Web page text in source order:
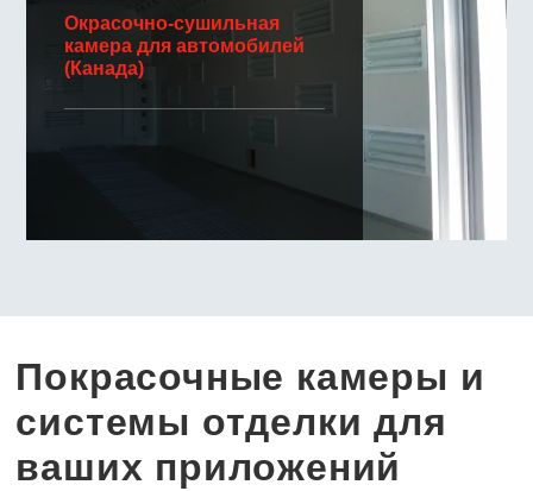
Окрасочно-сушильная
камера для автомобилей
(Канада)
Покрасочные камеры и
системы отделки для
ваших приложений